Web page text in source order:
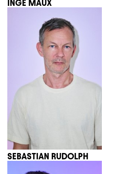
INGE MAUX
SEBASTIAN RUDOLPH